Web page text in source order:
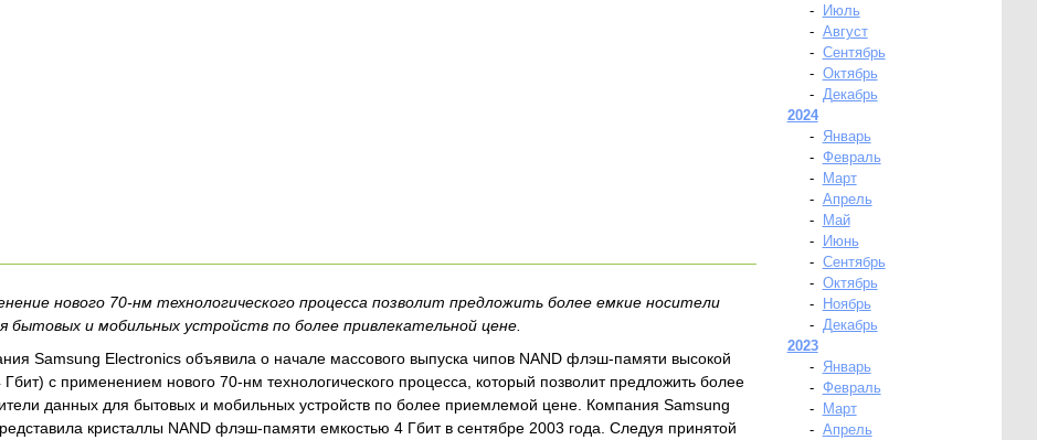
нового 70-нм технологического процесса позволит предложить более емкие носители
бытовых и мобильных устройств по более привлекательной цене.
Samsung Electronics объявила о начале массового выпуска чипов NAND флэш-памяти высокой
Гбит) с применением нового 70-нм технологического процесса, который позволит предложить более
данных для бытовых и мобильных устройств по более приемлемой цене. Компания Samsung
кристаллы NAND флэш-памяти емкостью 4 Гбит в сентябре 2003 года. Следуя принятой
-
Июль
- Август
- Сентябрь
- Октябрь
- Декабрь
2024
-
Январь
- Февраль
-
Март
- Апрель
-
Май
-
Июнь
- Сентябрь
- Октябрь
-
Ноябрь
- Декабрь
2023
-
Январь
- Февраль
-
Март
- Апрель